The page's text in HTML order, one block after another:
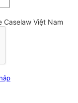
Caselaw Việt Nam